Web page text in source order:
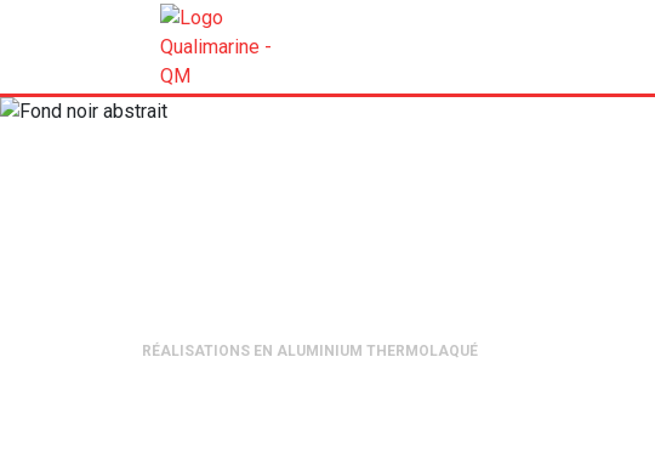
RÉALISATIONS EN ALUMINIUM THERMOLAQUÉ